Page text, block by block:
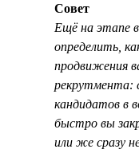
Совет
Ещё на этапе
определить,
продвижения
рекрутмента:
кандидатов в
быстро вы
или же сразу